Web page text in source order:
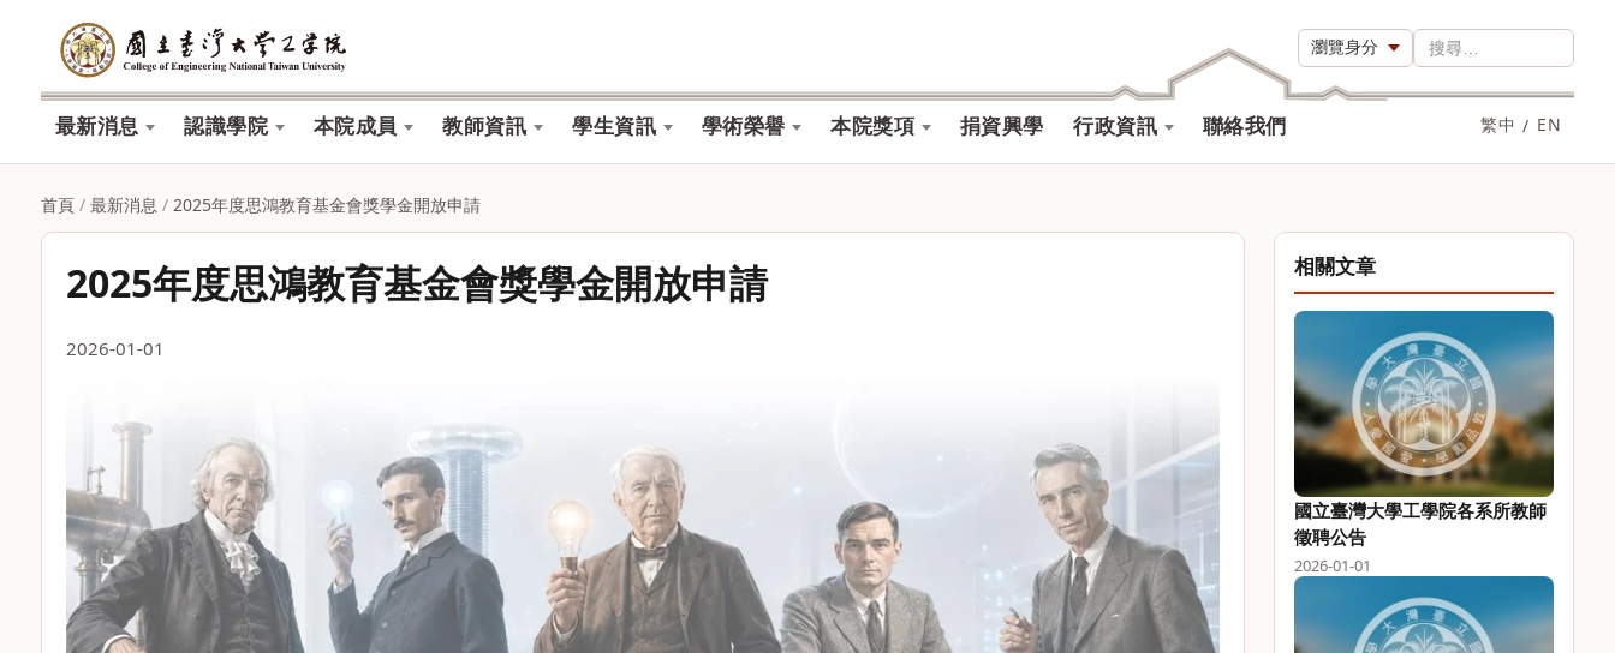
瀏覽身分
搜尋…
最新消息 認識學院 本院成員 教師資訊 學生資訊 學術榮譽 本院獎項 捐資興學 行政資訊 聯絡我們 繁中 / EN
首頁 / 最新消息 / 2025年度思鴻教育基金會獎學金開放申請
2025年度思鴻教育基金會獎學金開放申請
2026-01-01
相關文章
國立臺灣大學工學院各系所教師
徵聘公告
2026-01-01